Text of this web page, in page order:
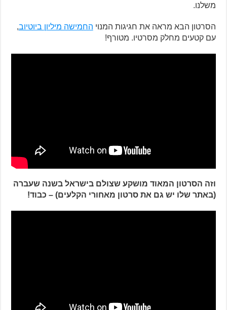
משלנו.
הסרטון הבא מראה את חגיגות המנוי החמישה מיליון ביוטיוב,
עם קטעים מחלק מסרטיו. מטורף!
וזה הסרטון המאוד מושקע שצולם בישראל בשנה שעברה
(באתר שלו יש גם את סרטון מאחורי הקלעים) – כבוד!